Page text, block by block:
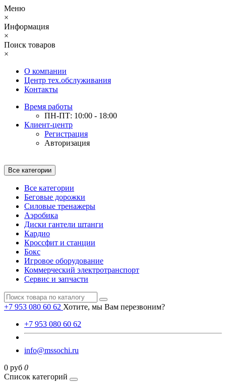
Меню
×
Информация
×
Поиск товаров
×
О компании
Центр тех.обслуживания
Контакты
Время работы
ПН-ПТ: 10:00 - 18:00
Клиент-центр
Регистрация
Авторизация
Все категории
Все категории
Беговые дорожки
Силовые тренажеры
Аэробика
Диски гантели штанги
Кардио
Кроссфит и станции
Бокс
Игровое оборудование
Коммерческий электротранспорт
Сервис и запчасти
+7 953 080 60 62 Хотите, мы Вам перезвоним?
+7 953 080 60 62
info@mssochi.ru
0 руб 0
Список категорий